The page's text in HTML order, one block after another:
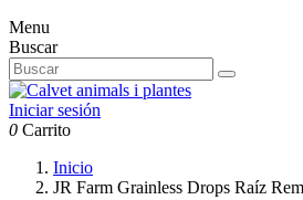
Menu
Buscar
Iniciar sesión
0 Carrito
Inicio
JR Farm Grainless Drops Raíz